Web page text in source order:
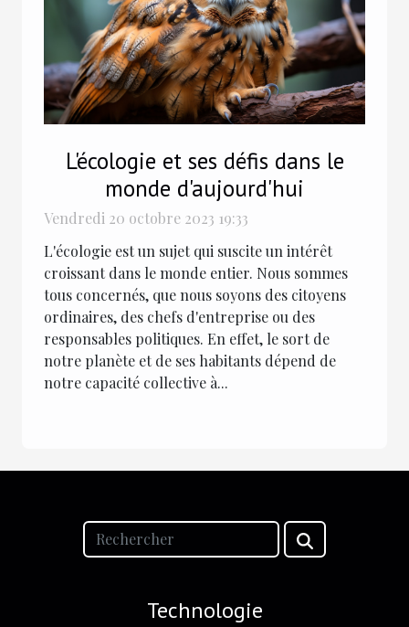
L'écologie et ses défis dans le
monde d'aujourd'hui
Vendredi 20 octobre 2023 19:33
L'écologie est un sujet qui suscite un intérêt
croissant dans le monde entier. Nous sommes
tous concernés, que nous soyons des citoyens
ordinaires, des chefs d'entreprise ou des
responsables politiques. En effet, le sort de
notre planète et de ses habitants dépend de
notre capacité collective à...
Technologie